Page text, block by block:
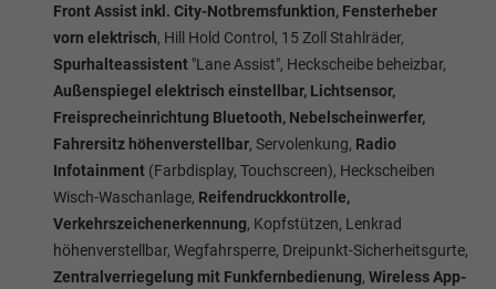
Front Assist inkl. City-Notbremsfunktion, Fensterheber
vorn elektrisch, Hill Hold Control, 15 Zoll Stahlräder,
Spurhalteassistent "Lane Assist", Heckscheibe beheizbar,
Außenspiegel elektrisch einstellbar, Lichtsensor,
Freisprecheinrichtung Bluetooth, Nebelscheinwerfer,
Fahrersitz höhenverstellbar, Servolenkung, Radio
Infotainment (Farbdisplay, Touchscreen), Heckscheiben
Wisch-Waschanlage, Reifendruckkontrolle,
Verkehrszeichenerkennung, Kopfstützen, Lenkrad
höhenverstellbar, Wegfahrsperre, Dreipunkt-Sicherheitsgurte,
Zentralverriegelung mit Funkfernbedienung, Wireless App-